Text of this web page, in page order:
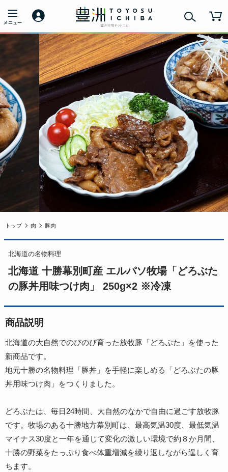
トップ 肉 豚肉
北海道の名物料理
北海道 十勝幕別町産 エルパソ牧場「どろぶた
の豚丼用味つけ肉」 250g×2 ※冷凍
商品説明
北海道の大自然でのびのび育った放牧豚「どろぶた」を使った
新商品です。
地元十勝の名物料理「豚丼」を手軽に楽しめる「どろぶたの豚
丼用味つけ肉」をつくりました。
どろぶたは、毎日24時間、大自然のなかで自由に過ごす放牧豚
です。牧場のある十勝地方幕別町は、最高気温30度、最低気温
マイナス30度と一年を通じて変化の激しい環境で約８か月間、
十勝の野菜をたっぷり食べ体重増減を繰り返しながら逞しく育
ちます。